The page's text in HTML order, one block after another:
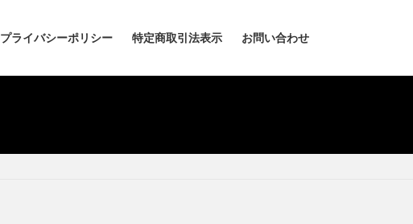
プライバシーポリシー 特定商取引法表示 お問い合わせ